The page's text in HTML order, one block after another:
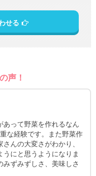
せる
声！
作れます。色々と揃っ
れます。困った時はス
収穫できると感じまし
た。